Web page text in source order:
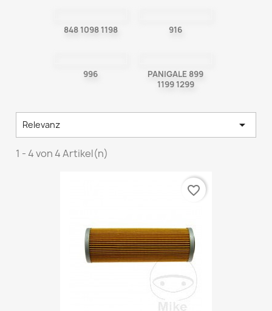
848 1098 1198 916
996
PANIGALE 899
1199 1299
Relevanz 
1 - 4 von 4 Artikel(n)
favorite_border